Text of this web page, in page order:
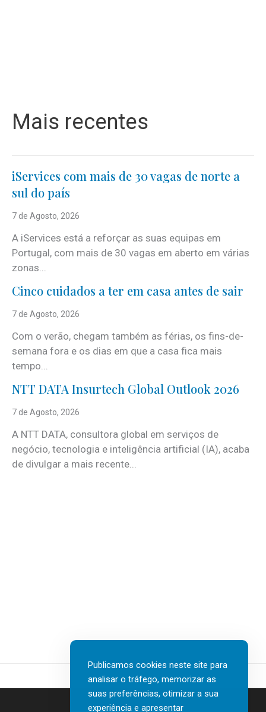
Mais recentes
iServices com mais de 30 vagas de norte a
sul do país
7 de Agosto, 2026
A iServices está a reforçar as suas equipas em
Portugal, com mais de 30 vagas em aberto em várias
zonas...
Cinco cuidados a ter em casa antes de sair
7 de Agosto, 2026
Com o verão, chegam também as férias, os fins-de-
semana fora e os dias em que a casa fica mais
tempo...
NTT DATA Insurtech Global Outlook 2026
7 de Agosto, 2026
A NTT DATA, consultora global em serviços de
negócio, tecnologia e inteligência artificial (IA), acaba
de divulgar a mais recente...
Publicamos cookies neste site para
analisar o tráfego, memorizar as
suas preferências, otimizar a sua
experiência e apresentar